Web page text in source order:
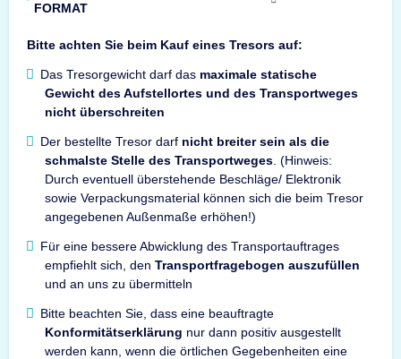
FORMAT
Bitte achten Sie beim Kauf eines Tresors auf:
Das Tresorgewicht darf das maximale statische
Gewicht des Aufstellortes und des Transportweges
nicht überschreiten
Der bestellte Tresor darf nicht breiter sein als die
schmalste Stelle des Transportweges . (Hinweis:
Durch eventuell überstehende Beschläge/ Elektronik
sowie Verpackungsmaterial können sich die beim Tresor
angegebenen Außenmaße erhöhen!)
Für eine bessere Abwicklung des Transportauftrages
empfiehlt sich, den Transportfragebogen auszufüllen
und an uns zu übermitteln
Bitte beachten Sie, dass eine beauftragte
Konformitätserklärung nur dann positiv ausgestellt
werden kann, wenn die örtlichen Gegebenheiten eine